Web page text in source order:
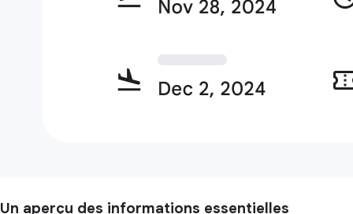
Un aperçu des informations essentielles